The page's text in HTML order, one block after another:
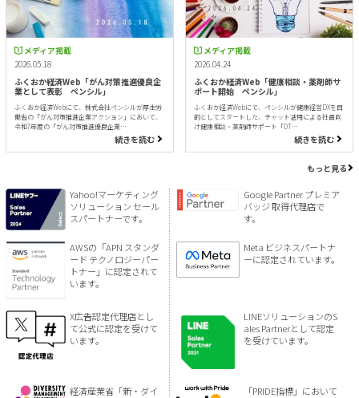
メディア掲載
2026.05.18
ふくおか経済Web「がん対策推進優良企
業として表彰 ペンシル」
ふくおか経済Webにて、株式会社ペンシルが厚生労
働省の「がん対策推進企業アクション」において、
令和7年度の「がん対策推進優良企業…
続きを読む
メディア掲載
2026.04.24
ふくおか経済Web「健康相談・薬剤師サ
ポート開始 ペンシル」
ふくおか経済Webにて、ペンシルが健康経営DXを目
的としてスタートした、チャット活用による社員向
け健康相談・薬剤師サポート「OT…
続きを読む
もっと見る
Yahoo!マーケティング
ソリューション セール
スパートナーです。
Google Partner プレミア
バッジ 取得代理店で
す。
AWSの「APN スタンダ
ード テクノロジーパー
トナー」に認定されて
います。
Meta ビジネスパートナ
ーに認定されています。
X広告認定代理店とし
て公式に認定を受けて
います。
LINEソリューションのS
ales Partnerとして認定
を受けています。
経済産業省「新・ダイ
「PRIDE指標」において